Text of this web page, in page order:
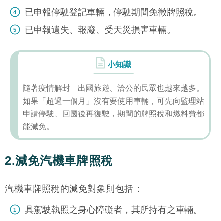
已申報停駛登記車輛，停駛期間免徵牌照稅。
已申報遺失、報廢、受天災損害車輛。
小知識
隨著疫情解封，出國旅遊、洽公的民眾也越來越多。
如果「超過一個月」沒有要使用車輛，可先向監理站
申請停駛、回國後再復駛，期間的牌照稅和燃料費都
能減免。
2.減免汽機車牌照稅
汽機車牌照稅的減免對象則包括：
具駕駛執照之身心障礙者，其所持有之車輛。